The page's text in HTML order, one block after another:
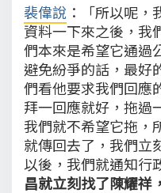
裴偉說 ：「所以呢
資料一下來之後，我
們本來是希望它通過
避免紛爭的話，最好
們看他要求我們回應
拜一回應就好，拖過
我們就不希望它拖，
就傳回去了，我們立
以後，我們就通知行
昌就立刻找了陳耀祥